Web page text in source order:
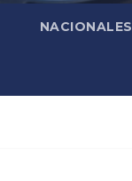
NACIONALES